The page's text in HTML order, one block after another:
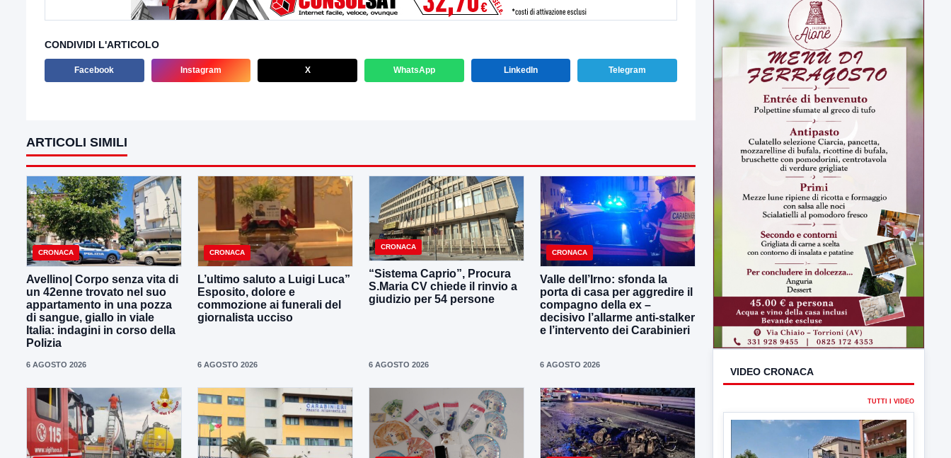
CONDIVIDI L'ARTICOLO
Facebook Instagram X WhatsApp LinkedIn Telegram
ARTICOLI SIMILI
CRONACA
Avellino| Corpo senza vita di
un 42enne trovato nel suo
appartamento in una pozza
di sangue, giallo in viale
Italia: indagini in corso della
Polizia
6 AGOSTO 2026
CRONACA
L’ultimo saluto a Luigi Luca”
Esposito, dolore e
commozione ai funerali del
giornalista ucciso
6 AGOSTO 2026
CRONACA
“Sistema Caprio”, Procura
S.Maria CV chiede il rinvio a
giudizio per 54 persone
6 AGOSTO 2026
CRONACA
Valle dell’Irno: sfonda la
porta di casa per aggredire il
compagno della ex –
decisivo l’allarme anti-stalker
e l’intervento dei Carabinieri
6 AGOSTO 2026
LabNews (replica)
VIDEO CRONACA
TUTTI I VIDEO
▶
CRONACA